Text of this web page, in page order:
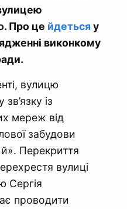
Про це йдетьсяу
виконкому
вулицю
із
мереж від
забудови
Перекриття
вулиці
Сергія
проводити